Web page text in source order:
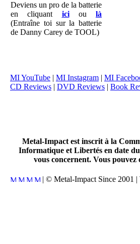
Deviens un pro de la batterie
en cliquant iciou là
(Entraîne toi sur la batterie
de Danny Carey de TOOL)
MI YouTube | MI Instagram | MI
CD Reviews | DVD Reviews | Book
Metal-Impact est inscrit à la
Informatique et Libertés en date
vous concernent. Vous
| © Metal-Impact Since 2001 |